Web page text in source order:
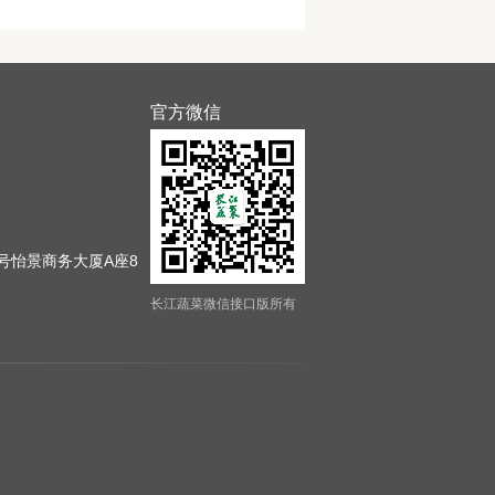
怡景商务大厦A座8
官方微信
长江蔬菜微信接口版所有